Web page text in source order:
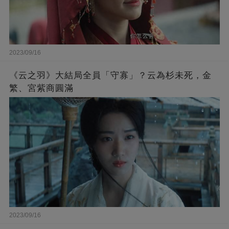
2023/09/16
《云之羽》大結局全員「守寡」？云為杉未死，金
繁、宮紫商圓滿
2023/09/16